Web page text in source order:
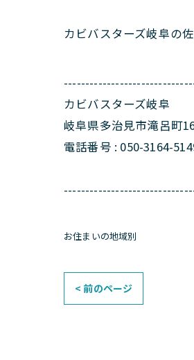
カビバスターズ岐阜の佐
カビバスターズ岐阜
岐阜県多治見市滝呂町
電話番号 : 050-3164-
お住まいの地域別
< 前のページ